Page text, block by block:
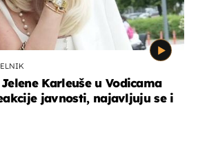
Karleuše u Vodicama
javnosti, najavljuju se i